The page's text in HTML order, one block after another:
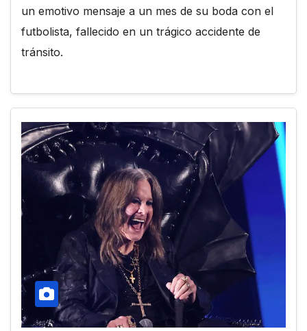
un emotivo mensaje a un mes de su boda con el
futbolista, fallecido en un trágico accidente de
tránsito.